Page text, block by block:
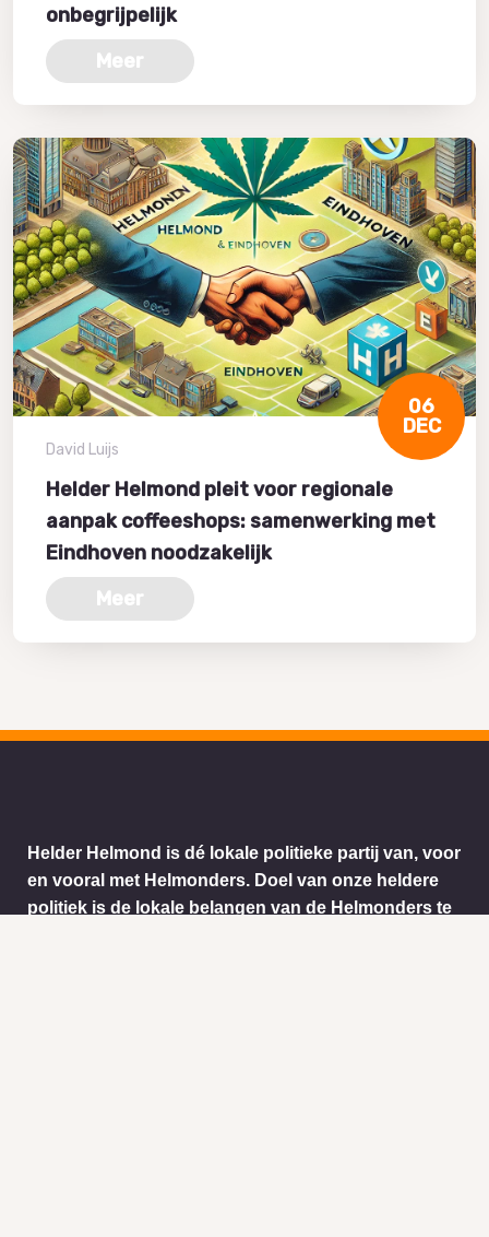
onbegrijpelijk
Meer
06
DEC
David Luijs
Helder Helmond pleit voor regionale
aanpak coffeeshops: samenwerking met
Eindhoven noodzakelijk
Meer
Helder Helmond is dé lokale politieke partij van, voor
en vooral met Helmonders. Doel van onze heldere
politiek is de lokale belangen van de Helmonders te